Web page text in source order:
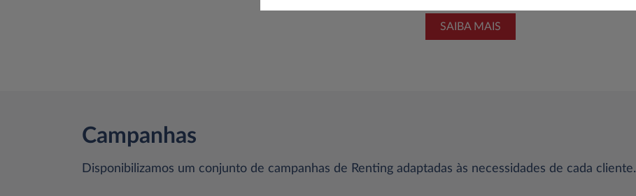
SAIBA MAIS
Campanhas
Disponibilizamos um conjunto de campanhas de Renting adaptadas às necessidades de cada cliente.